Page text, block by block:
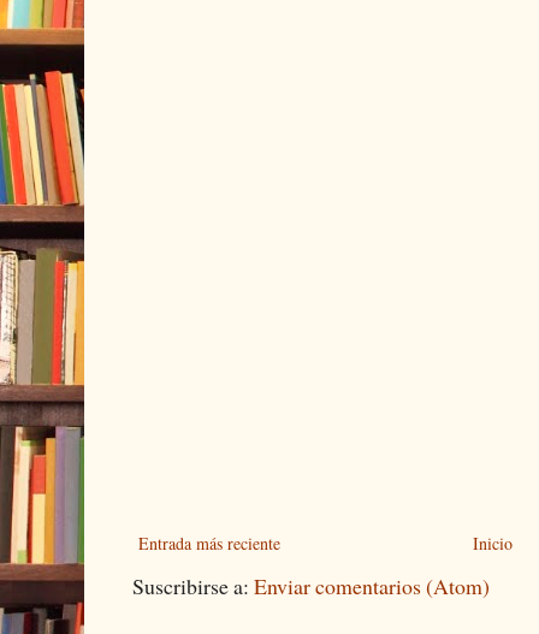
Entrada más reciente Inicio
Suscribirse a: Enviar comentarios (Atom)